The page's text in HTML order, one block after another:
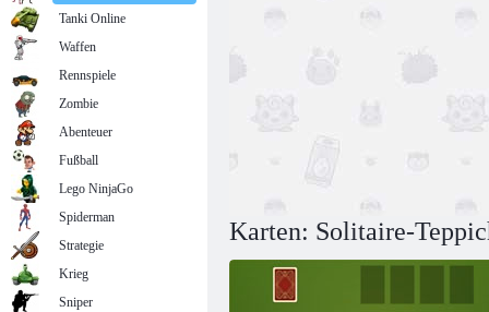
Karten: Solitaire-
Tanki Online
Waffen
Rennspiele
Zombie
Abenteuer
Fußball
Lego NinjaGo
Spiderman
Strategie
Krieg
Sniper